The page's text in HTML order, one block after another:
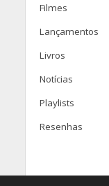
Filmes
Lançamentos
Livros
Notícias
Playlists
Resenhas